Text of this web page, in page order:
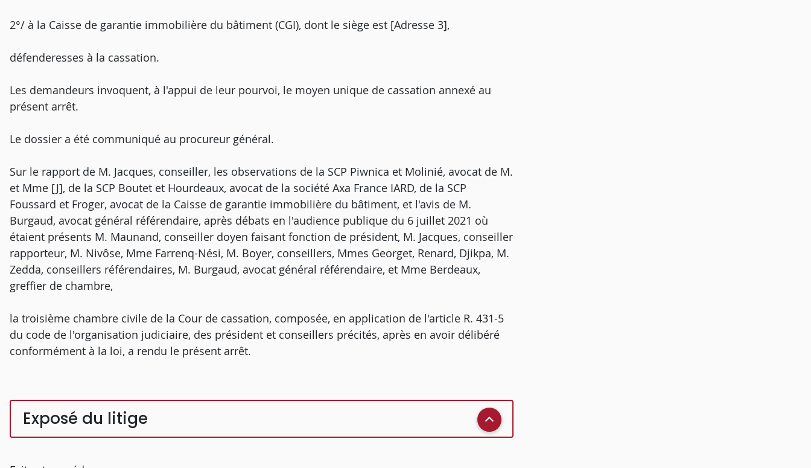
2°/ à la Caisse de garantie immobilière du bâtiment (CGI), dont le siège est [Adresse 3],
défenderesses à la cassation.
Les demandeurs invoquent, à l'appui de leur pourvoi, le moyen unique de cassation annexé au
présent arrêt.
Le dossier a été communiqué au procureur général.
Sur le rapport de M. Jacques, conseiller, les observations de la SCP Piwnica et Molinié, avocat de M.
et Mme [J], de la SCP Boutet et Hourdeaux, avocat de la société Axa France IARD, de la SCP
Foussard et Froger, avocat de la Caisse de garantie immobilière du bâtiment, et l'avis de M.
Burgaud, avocat général référendaire, après débats en l'audience publique du 6 juillet 2021 où
étaient présents M. Maunand, conseiller doyen faisant fonction de président, M. Jacques, conseiller
rapporteur, M. Nivôse, Mme Farrenq-Nési, M. Boyer, conseillers, Mmes Georget, Renard, Djikpa, M.
Zedda, conseillers référendaires, M. Burgaud, avocat général référendaire, et Mme Berdeaux,
greffier de chambre,
la troisième chambre civile de la Cour de cassation, composée, en application de l'article R. 431-5
du code de l'organisation judiciaire, des président et conseillers précités, après en avoir délibéré
conformément à la loi, a rendu le présent arrêt.
Exposé du litige